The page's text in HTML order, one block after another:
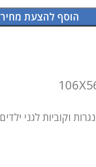
הוסף להצעת מחיר
וקוביות לגני ילדים